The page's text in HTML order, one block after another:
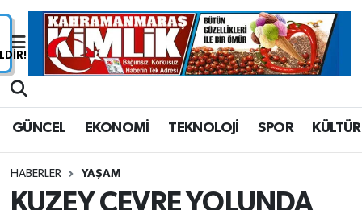
GÜNCEL EKONOMİ TEKNOLOJİ SPOR KÜLTÜR
HABERLER YAŞAM
KUZEY ÇEVRE YOLUNDA
Nöbetçi Eczaneler